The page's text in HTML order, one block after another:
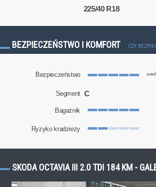
225/40 R18
BEZPIECZEŃSTWO I KOMFORT CZY
Bezpieczeństwo
Segment C
Bagażnik
Ryzyko kradzieży
SKODA OCTAVIA III 2.0 TDI 184 KM -